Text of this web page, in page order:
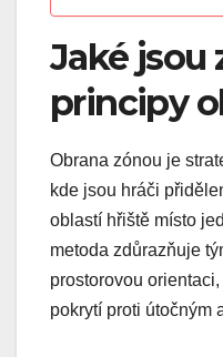
Jaké jsou
principy
Obrana zónou je
kde jsou hráči
oblastí hřiště místo
metoda zdůrazňuje
prostorovou
pokrytí proti útočným